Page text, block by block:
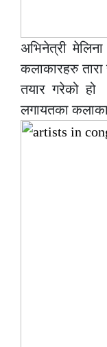
अभिनेत्री
कलाकारहरु तारा
तयार गरेको हो
लगायतका